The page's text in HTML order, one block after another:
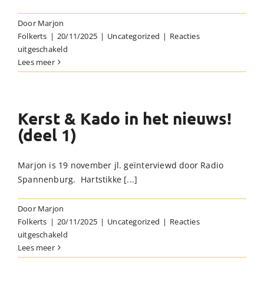
Door Marjon
Folkerts | 20/11/2025 | Uncategorized | Reacties
uitgeschakeldvoor
&
het
nieuws!
(deel
Lees meer
Kerst & Kado in het nieuws!
(deel 1)
Marjon is 19 november jl. geïnterviewd door Radio
Spannenburg. Hartstikke [...]
Door Marjon
Folkerts | 20/11/2025 | Uncategorized | Reacties
uitgeschakeldvoor
&
Lees meer